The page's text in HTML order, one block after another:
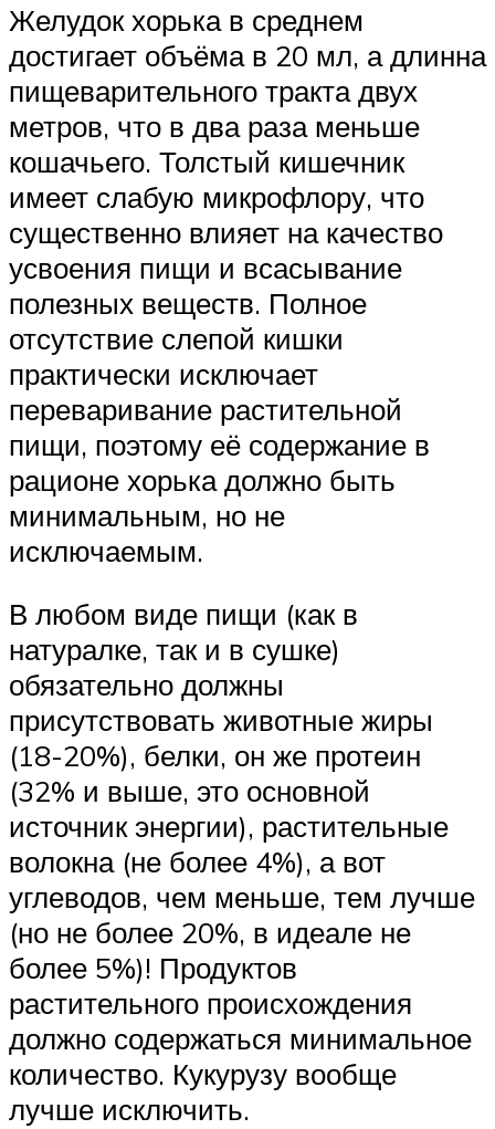
Желудок хорька в среднем
достигает объёма в 20 мл, а длинна
пищеварительного тракта двух
метров, что в два раза меньше
кошачьего. Толстый кишечник
имеет слабую микрофлору, что
существенно влияет на качество
усвоения пищи и всасывание
полезных веществ. Полное
отсутствие слепой кишки
практически исключает
переваривание растительной
пищи, поэтому её содержание в
рационе хорька должно быть
минимальным, но не
исключаемым.
В любом виде пищи (как в
натуралке, так и в сушке)
обязательно должны
присутствовать животные жиры
(18-20%), белки, он же протеин
(32% и выше, это основной
источник энергии), растительные
волокна (не более 4%), а вот
углеводов, чем меньше, тем лучше
(но не более 20%, в идеале не
более 5%)! Продуктов
растительного происхождения
должно содержаться минимальное
количество. Кукурузу вообще
лучше исключить.